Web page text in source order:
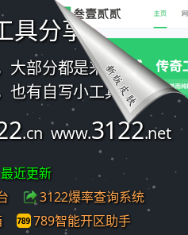
具分享站
大部分都是来自网络收集
也有自写小工具。
.cn www.3122.net
最近更新
3122爆率查询系统
789智能开区助手